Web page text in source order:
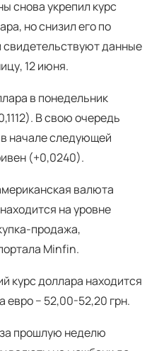
снова укрепил курс
но снизил его по
данные
12 июня.
в понедельник
В свою очередь
начале следующей
(+0,0240).
валюта
на уровне
продажа,
Minfin.
курс доллара находится
евро − 52,00-52,20 грн.
прошлую неделю